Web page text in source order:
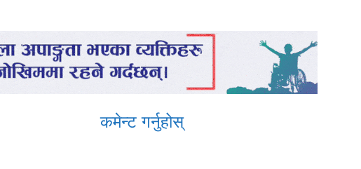
कमेन्ट गर्नुहोस्